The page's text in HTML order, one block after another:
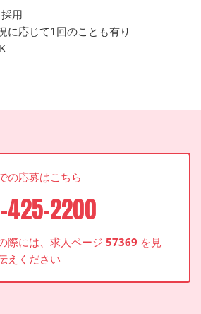
用
に応じて1回のことも有り
の応募はこちら
425-2200
際には、求人ページ57369 を見
えください